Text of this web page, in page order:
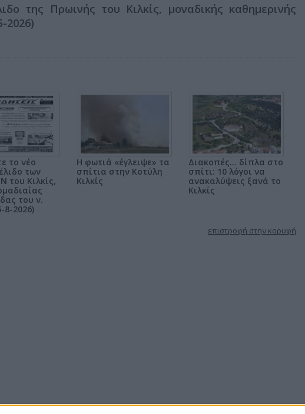
της Πρωινής του Κιλκίς, μοναδικής καθημερινής
2026)
το νέο
των
του Κιλκίς,
του ν.
8-2026)
Η φωτιά «έγλειψε» τα
σπίτια στην Κοτύλη
Κιλκίς
Διακοπές... δίπλα στο
σπίτι: 10 λόγοι να
ανακαλύψεις ξανά το
Κιλκίς
επιστροφή στην κορυφή